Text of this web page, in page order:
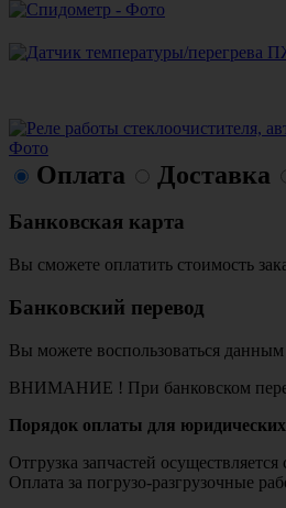
Оплата Доставка
Банковская карта
Вы сможете оплатить стоимость
Банковский перевод
Вы можете воспользоваться
ВНИМАНИЕ ! При банковском
Порядок оплаты для
Отгрузка запчастей
Оплата за погрузо-разгрузочные